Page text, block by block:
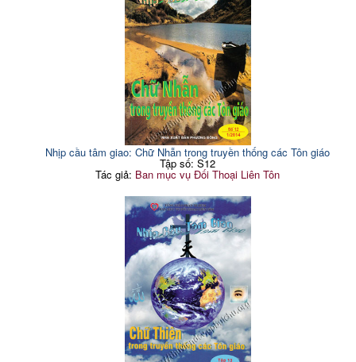
Nhịp cầu tâm giao: Chữ Nhẫn trong truyền thống các Tôn giáo
Tập số: S12
Tác giả: Ban mục vụ Đối Thoại Liên Tôn